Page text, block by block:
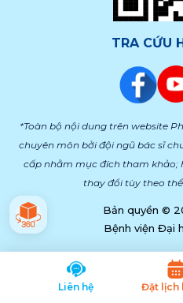
TRA CỨU
*Toàn bộ nội dung trên website
chuyên môn bởi đội ngũ bác sĩ
cấp nhằm mục đích tham khảo;
thay đổi tùy theo
Bản quyền ©
Bệnh viện Đại
Liên hệ Đặt lịch